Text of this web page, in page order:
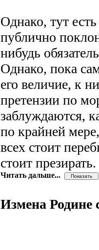
Однако, тут
публично
нибудь
Однако, пока
его величие, к
претензии по
заблуждаются,
по крайней
всех стоит
стоит презирать.
Читать дальше...
Измена Родине